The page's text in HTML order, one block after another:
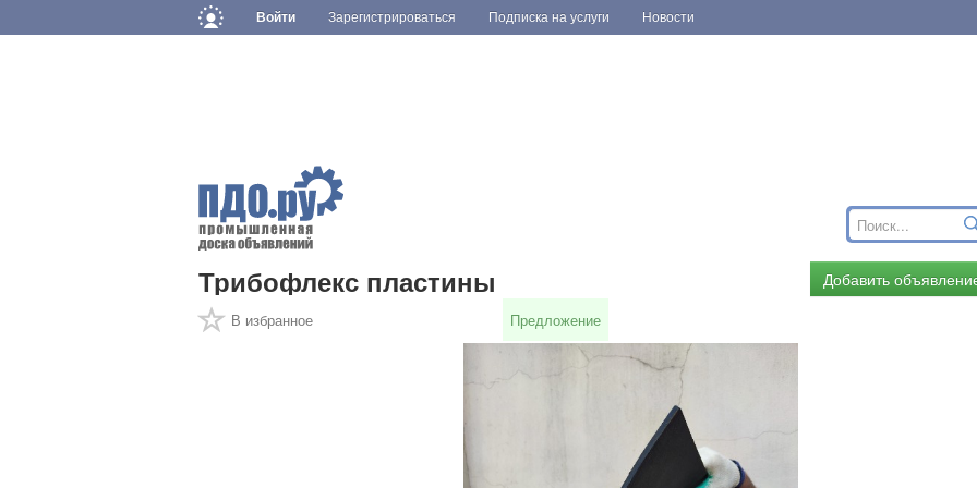
Войти Зарегистрироваться Подписка на услуги Новости
Трибофлекс пластины Добавить
В избранное Предложение